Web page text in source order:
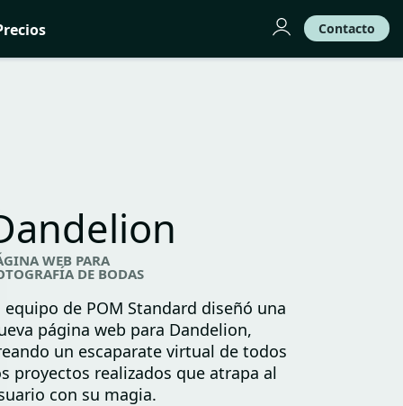
Contacto
WEB PARA
DE BODAS
equipo de POM Standard diseñó una
página web para Dandelion,
un escaparate virtual de todos
proyectos realizados que atrapa al
con su magia.